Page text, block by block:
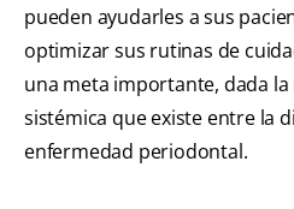
pueden ayudarles a sus
optimizar sus rutinas de
una meta importante, dada
sistémica que existe entre la
enfermedad periodontal.